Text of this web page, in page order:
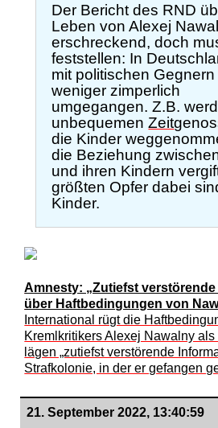
Der Bericht des RND
Leben von Alexej
erschreckend, doch
feststellen: In
mit politischen
weniger zimperlich
umgegangen. Z.B.
unbequemenZeit
die Kinder
die Beziehung
und ihren Kindern
größten Opfer dabei
Kinder.
Amnesty: „Zutiefst
über Haftbedingungen von
International rügt die
Kremlkritikers Alexej Nawalny
lägen „zutiefst verstörende
Strafkolonie, in der er gefangen
21. September 2022, 13:40:59